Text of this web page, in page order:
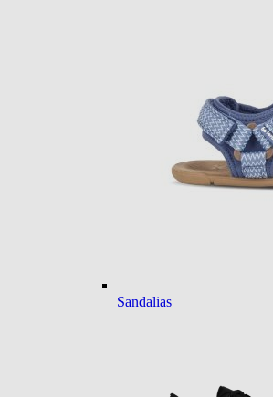
Sandalias